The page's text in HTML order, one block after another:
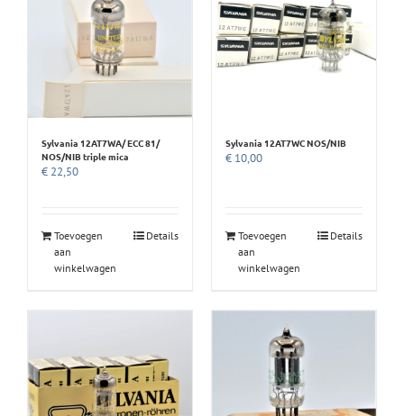
Sylvania 12AT7WA/ ECC 81/
NOS/NIB triple mica
€ 22,50
Toevoegen
aan
winkelwagen
Details
Sylvania 12AT7WC NOS/NIB
€ 10,00
Toevoegen
aan
winkelwagen
Details